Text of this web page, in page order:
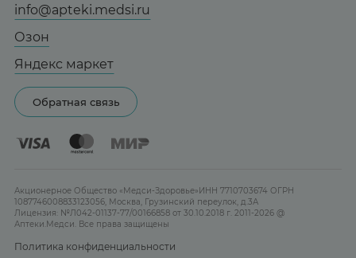
Тревога и стресс
Здоровый сон
Женская гигиена
Бренды
Сотрудничество
Реклама на сайте
Карта сайта
Лицензия
info@apteki.medsi.ru
Озон
Яндекс маркет
Обратная связь
Акционерное Общество «Медси-Здоровье»ИНН 7710703674 ОГРН
1087746008833123056, Москва, Грузинский переулок, д.3А
Лицензия: №Л042-01137-77/00166858 от 30.10.2018 г. 2011-2026 @
Аптеки.Медси. Все права защищены
Политика конфиденциальности